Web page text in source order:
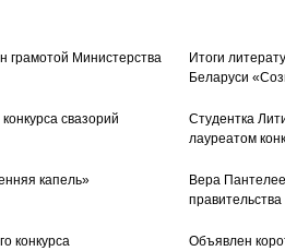
грамотой Министерства
Итоги
Беларуси
свазорий
Студентка
лауреатом
капель»
Вера
конкурса
Объявлен